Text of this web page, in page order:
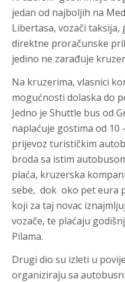
jedan od najboljih na
Libertasa, vozači
direktne proračunske
jedino ne zarađuje
Na kruzerima, vlasnici
mogućnosti dolaska do
Jedno je Shuttle bus od
naplaćuje gostima od 10
prijevoz turističkim
broda sa istim
plaća, kruzerska
sebe, dok oko pet eura
koji za taj novac
vozače, te plaćaju
Pilama.
Drugi dio su izleti u
organiziraju sa